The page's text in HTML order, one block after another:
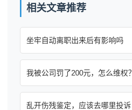
相关文章推荐
坐牢自动离职出来后有影响吗
我被公司罚了200元，怎么维权？
乱开伤残鉴定，应该去哪里投诉